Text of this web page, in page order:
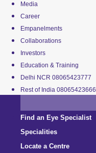
Media
Career
Empanelments
Collaborations
Investors
Education & Training
Delhi NCR 08065423777
Rest of India 08065423666
Find an Eye Specialist
Specialities
Locate a Centre